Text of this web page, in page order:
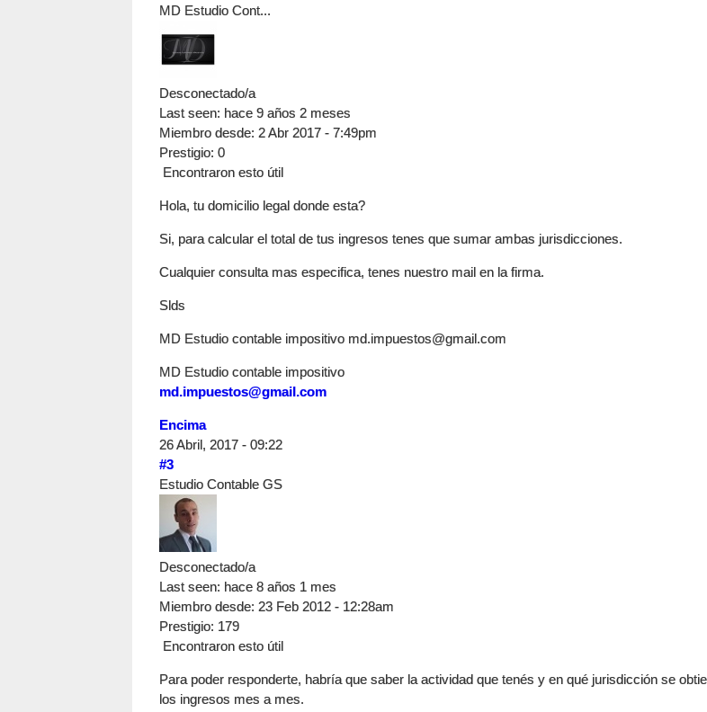
MD Estudio Cont...
Desconectado/a
Last seen: hace 9 años 2 meses
Miembro desde: 2 Abr 2017 - 7:49pm
Prestigio: 0
Encontraron esto útil
Hola, tu domicilio legal donde esta?
Si, para calcular el total de tus ingresos tenes que sumar ambas jurisdicciones.
Cualquier consulta mas especifica, tenes nuestro mail en la firma.
Slds
MD Estudio contable impositivo md.impuestos@gmail.com
MD Estudio contable impositivo
md.impuestos@gmail.com
Encima
26 Abril, 2017 - 09:22
#3
Estudio Contable GS
Desconectado/a
Last seen: hace 8 años 1 mes
Miembro desde: 23 Feb 2012 - 12:28am
Prestigio: 179
Encontraron esto útil
Para poder responderte, habría que saber la actividad que tenés y en qué jurisdicción se
los ingresos mes a mes.